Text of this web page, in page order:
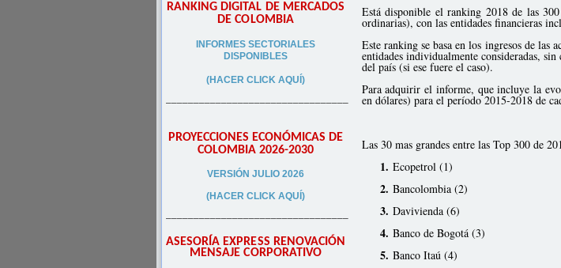
RANKING DIGITAL DE MERCADOS
DE COLOMBIA
INFORMES SECTORIALES
DISPONIBLES
(HACER CLICK AQUÍ)
–––––––––––––––––––––––––––––––––
PROYECCIONES ECONÓMICAS DE
COLOMBIA 2026-2030
VERSIÓN JULIO 2026
(HACER CLICK AQUÍ)
–––––––––––––––––––––––––––––––––
ASESORÍA EXPRESS RENOVACIÓN
MENSAJE CORPORATIVO
Está disponible el ranking 2018 de las
ordinarias), con las entidades financieras
Este ranking se basa en los ingresos de las
entidades individualmente consideradas,
del país (si ese fuere el caso).
Para adquirir el informe, que incluye la
en dólares) para el período 2015-2018 de
Las 30 mas grandes entre las Top 300 de
1. Ecopetrol (1)
2. Bancolombia (2)
3. Davivienda (6)
4. Banco de Bogotá (3)
5. Banco Itaú (4)